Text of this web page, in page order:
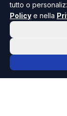
tutto o
Policy e nella